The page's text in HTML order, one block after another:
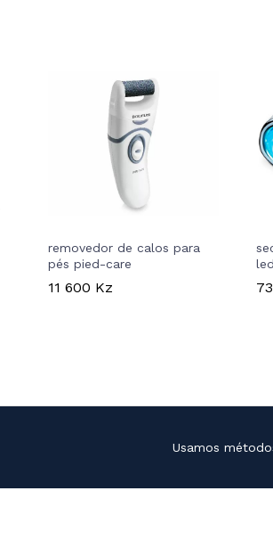
removedor de calos para
pés pied-care
11 600 Kz
Usamos